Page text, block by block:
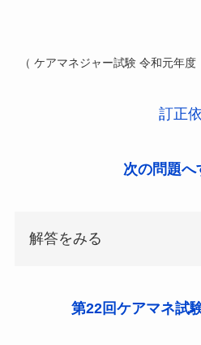
（ ケアマネジャー試験 令和元年
訂正
次の問題へ
解答をみる
第22回ケアマネ試